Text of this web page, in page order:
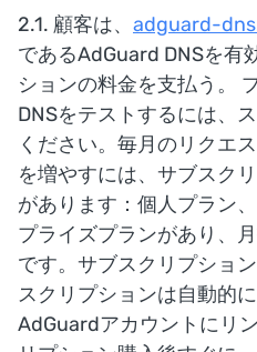
2.1. 顧客は、 adguard-
であるAdGuard DNSを有
ションの料金を支払う。
DNSをテストするには、
ください。毎月のリクエ
を増やすには、サブスク
があります：個人プラン
プライズプランがあり、
です。サブスクリプショ
スクリプションは自動的
AdGuardアカウントにリ